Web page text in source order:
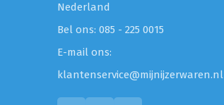
Nederland
Bel ons: 085 - 225 0015
E-mail ons:
klantenservice@mijnijzerwaren.nl